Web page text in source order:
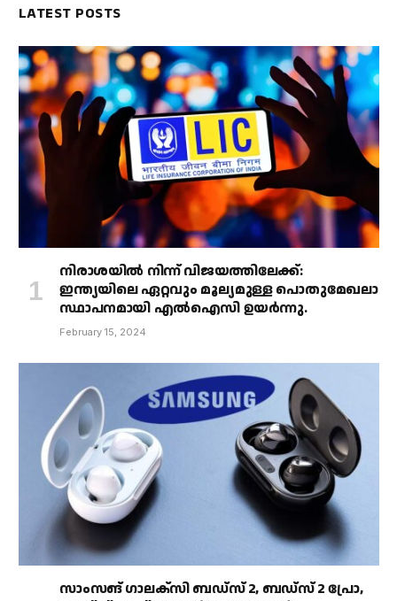
LATEST POSTS
നിരാശയിൽ നിന്ന് വിജയത്തിലേക്ക്:
ഇന്ത്യയിലെ ഏറ്റവും മൂല്യമുള്ള പൊതുമേഖലാ
സ്ഥാപനമായി എൽഐസി ഉയർന്നു.
February 15, 2024
സാംസങ് ഗാലക്‌സി ബഡ്‌സ് 2, ബഡ്‌സ് 2 പ്രോ,